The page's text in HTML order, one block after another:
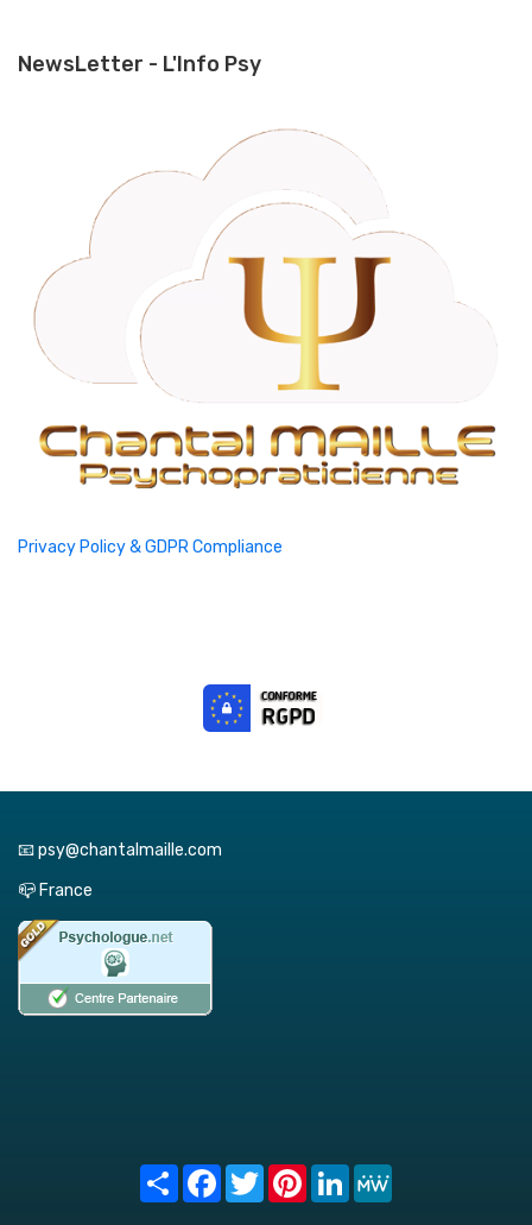
NewsLetter - L'Info Psy
Privacy Policy & GDPR Compliance
📧 psy@chantalmaille.com
📪 France
Share FacebookTwitterPinterest
LinkedIn